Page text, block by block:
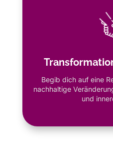
Begib dich auf eine
nachhaltige
und